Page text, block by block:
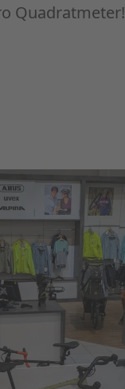
Quadratmeter!